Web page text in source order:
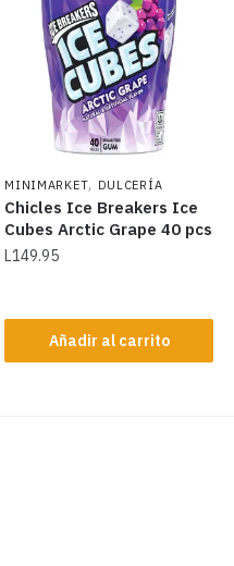
MINIMARKET, DULCERÍA
Chicles Ice Breakers Ice
Cubes Arctic Grape 40 pcs
L149.95
Añadir al carrito